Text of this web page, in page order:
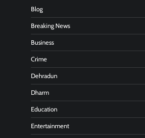
Blog
Breaking News
Business
Crime
Dehradun
Dharm
Education
Entertainment